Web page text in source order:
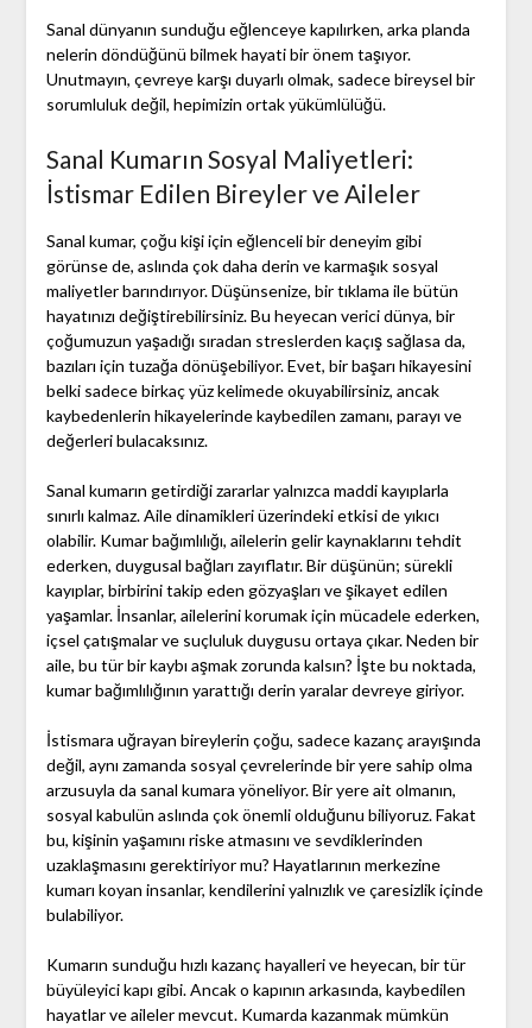
Sanal dünyanın sunduğu eğlenceye kapılırken, arka planda
nelerin döndüğünü bilmek hayati bir önem taşıyor.
Unutmayın, çevreye karşı duyarlı olmak, sadece bireysel bir
sorumluluk değil, hepimizin ortak yükümlülüğü.
Sanal Kumarın Sosyal Maliyetleri:
İstismar Edilen Bireyler ve Aileler
Sanal kumar, çoğu kişi için eğlenceli bir deneyim gibi
görünse de, aslında çok daha derin ve karmaşık sosyal
maliyetler barındırıyor. Düşünsenize, bir tıklama ile bütün
hayatınızı değiştirebilirsiniz. Bu heyecan verici dünya, bir
çoğumuzun yaşadığı sıradan streslerden kaçış sağlasa da,
bazıları için tuzağa dönüşebiliyor. Evet, bir başarı hikayesini
belki sadece birkaç yüz kelimede okuyabilirsiniz, ancak
kaybedenlerin hikayelerinde kaybedilen zamanı, parayı ve
değerleri bulacaksınız.
Sanal kumarın getirdiği zararlar yalnızca maddi kayıplarla
sınırlı kalmaz. Aile dinamikleri üzerindeki etkisi de yıkıcı
olabilir. Kumar bağımlılığı, ailelerin gelir kaynaklarını tehdit
ederken, duygusal bağları zayıflatır. Bir düşünün; sürekli
kayıplar, birbirini takip eden gözyaşları ve şikayet edilen
yaşamlar. İnsanlar, ailelerini korumak için mücadele ederken,
içsel çatışmalar ve suçluluk duygusu ortaya çıkar. Neden bir
aile, bu tür bir kaybı aşmak zorunda kalsın? İşte bu noktada,
kumar bağımlılığının yarattığı derin yaralar devreye giriyor.
İstismara uğrayan bireylerin çoğu, sadece kazanç arayışında
değil, aynı zamanda sosyal çevrelerinde bir yere sahip olma
arzusuyla da sanal kumara yöneliyor. Bir yere ait olmanın,
sosyal kabulün aslında çok önemli olduğunu biliyoruz. Fakat
bu, kişinin yaşamını riske atmasını ve sevdiklerinden
uzaklaşmasını gerektiriyor mu? Hayatlarının merkezine
kumarı koyan insanlar, kendilerini yalnızlık ve çaresizlik içinde
bulabiliyor.
Kumarın sunduğu hızlı kazanç hayalleri ve heyecan, bir tür
büyüleyici kapı gibi. Ancak o kapının arkasında, kaybedilen
hayatlar ve aileler mevcut. Kumarda kazanmak mümkün